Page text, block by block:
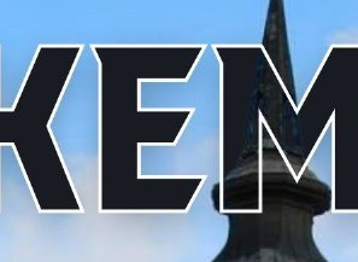
zdemoloval